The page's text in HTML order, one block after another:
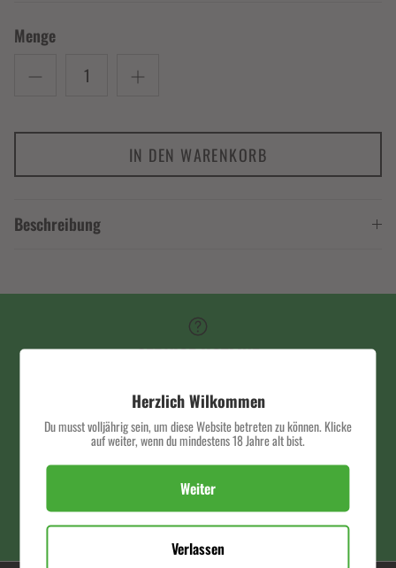
Menge
IN DEN WARENKORB
Beschreibung
SERVICE HOTLINE
SCHNELLER VERSAND
PREMIUM QUALITÄT
Herzlich Wilkommen
Du musst volljährig sein, um diese Website betreten zu können. Klicke
auf weiter, wenn du mindestens 18 Jahre alt bist.
Weiter
Verlassen